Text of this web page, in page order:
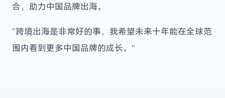
合，助力中国品牌出海。
“跨境出海是非常好的事，我希望未来十年能在全球范
围内看到更多中国品牌的成长。”